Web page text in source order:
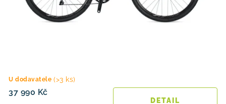
U dodavatele (>3 ks)
37 990 Kč